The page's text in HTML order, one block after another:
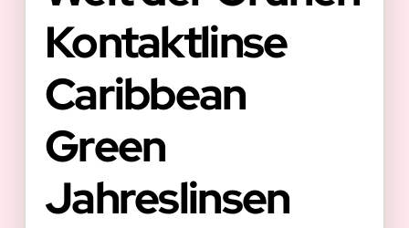
Kontaktlinse
Caribbean
Green
Jahreslinsen